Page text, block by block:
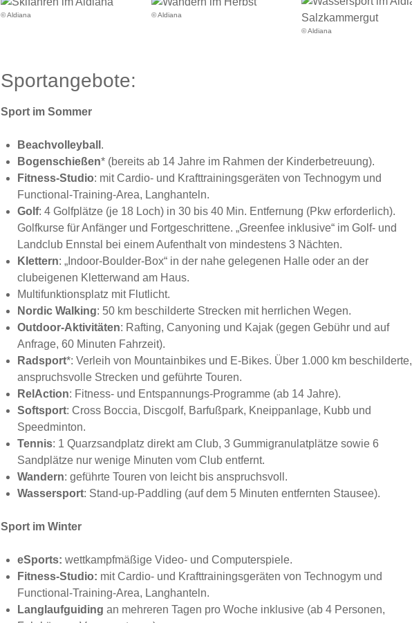
© Aldiana © Aldiana
© Aldiana
Sportangebote:
Sport im Sommer
Beachvolleyball .
Bogenschießen* (bereits ab 14 Jahre im Rahmen der Kinderbetreuung).
Fitness-Studio: mit Cardio- und Krafttrainingsgeräten von Technogym und
Functional-Training-Area, Langhanteln.
Golf: 4 Golfplätze (je 18 Loch) in 30 bis 40 Min. Entfernung (Pkw erforderlich).
Golfkurse für Anfänger und Fortgeschrittene. „Greenfee inklusive“ im Golf- und
Landclub Ennstal bei einem Aufenthalt von mindestens 3 Nächten.
Klettern: „Indoor-Boulder-Box“ in der nahe gelegenen Halle oder an der
clubeigenen Kletterwand am Haus.
Multifunktionsplatz mit Flutlicht.
Nordic Walking: 50 km beschilderte Strecken mit herrlichen Wegen.
Outdoor-Aktivitäten: Rafting, Canyoning und Kajak (gegen Gebühr und auf
Anfrage, 60 Minuten Fahrzeit).
Radsport*: Verleih von Mountainbikes und E-Bikes. Über 1.000 km beschilderte,
anspruchsvolle Strecken und geführte Touren.
RelAction: Fitness- und Entspannungs-Programme (ab 14 Jahre).
Softsport: Cross Boccia, Discgolf, Barfußpark, Kneippanlage, Kubb und
Speedminton.
Tennis: 1 Quarzsandplatz direkt am Club, 3 Gummigranulatplätze sowie 6
Sandplätze nur wenige Minuten vom Club entfernt.
Wandern: geführte Touren von leicht bis anspruchsvoll.
Wassersport: Stand-up-Paddling (auf dem 5 Minuten entfernten Stausee).
Sport im Winter
eSports: wettkampfmäßige Video- und Computerspiele.
Fitness-Studio: mit Cardio- und Krafttrainingsgeräten von Technogym und
Functional-Training-Area, Langhanteln.
Langlaufguiding an mehreren Tagen pro Woche inklusive (ab 4 Personen,